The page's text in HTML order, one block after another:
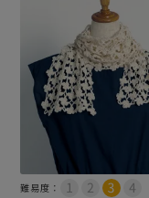
難易度：